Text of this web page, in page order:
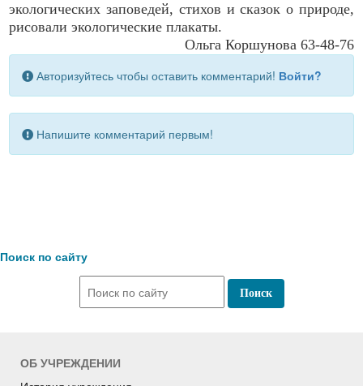
экологических заповедей, стихов и сказок о природе,
рисовали экологические плакаты.
Ольга Коршунова 63-48-76
Авторизуйтесь чтобы оставить комментарий! Войти?
Напишите комментарий первым!
Поиск по сайту
ОБ УЧРЕЖДЕНИИ